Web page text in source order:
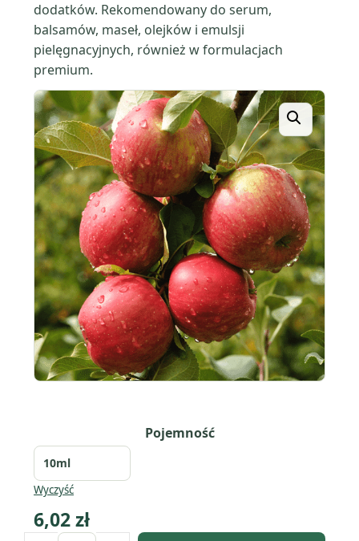
dodatków. Rekomendowany do serum,
balsamów, maseł, olejków i emulsji
pielęgnacyjnych, również w formulacjach
premium.
Pojemność
Wyczyść
6,02zł